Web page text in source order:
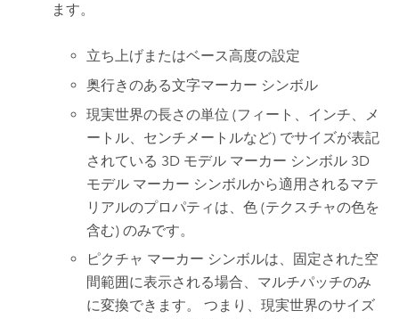
ます。
立ち上げまたはベース高度の設定
奥行きのある文字マーカー シンボル
現実世界の長さの単位 (フィート、インチ、メ
ートル、センチメートルなど) でサイズが表記
されている 3D モデル マーカー シンボル 3D
モデル マーカー シンボルから適用されるマテ
リアルのプロパティは、色 (テクスチャの色を
含む) のみです。
ピクチャ マーカー シンボルは、固定された空
間範囲に表示される場合、マルチパッチのみ
に変換できます。 つまり、現実世界のサイズ